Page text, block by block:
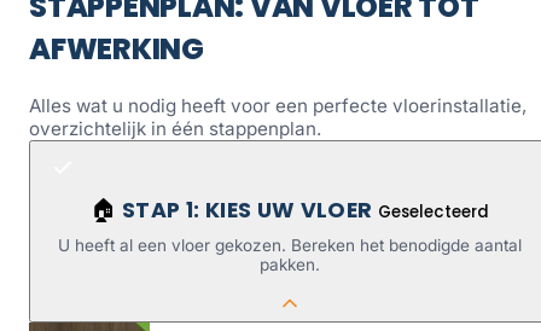
AFWERKING
Alles wat u nodig heeft voor een perfecte vloerinstallatie,
overzichtelijk in één stappenplan.
🏠 STAP 1: KIES UW VLOER Geselecteerd
U heeft al een vloer gekozen. Bereken het benodigde aantal
pakken.